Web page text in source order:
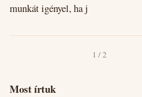
munkát igényel, ha j
1 / 2
Most írtuk